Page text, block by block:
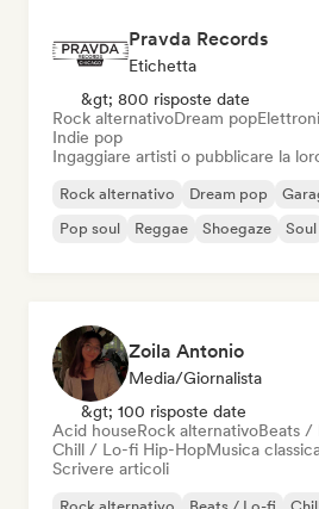
Pravda Records
Etichetta
&gt; 800 risposte date
Rock alternativoDream pop
Indie pop
Ingaggiare artisti o pubblicare la
Rock alternativo Dream pop
Pop soul
Reggae Shoegaze Soul
Zoila Antonio
Media/Giornalista
&gt; 100 risposte date
Acid houseRock alternativoBeats /
Chill / Lo-fi Hip-HopMusica
Scrivere articoli